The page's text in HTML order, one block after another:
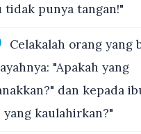
tidak punya tangan!"
Celakalah orang yang
"Apakah yang
dan kepada
yang kaulahirkan?"